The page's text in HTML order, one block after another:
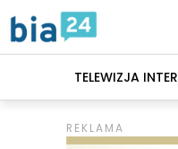
TELEWIZJA